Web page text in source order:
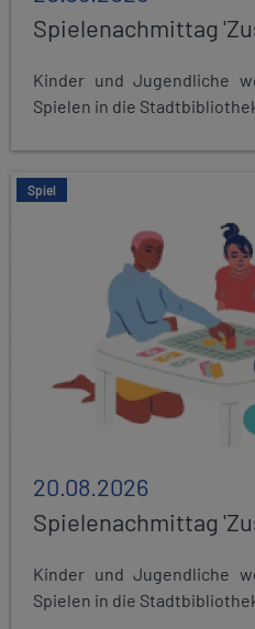
Spielenachmittag
Kinder und Jugendliche
Spielen in die
Spiel
20.08.2026
Spielenachmittag
Kinder und Jugendliche
Spielen in die